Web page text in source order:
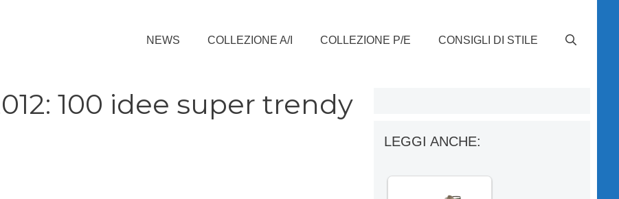
NEWS COLLEZIONE A/I COLLEZIONE P/E CONSIGLI DI STILE
100 idee super trendy
LEGGI ANCHE: